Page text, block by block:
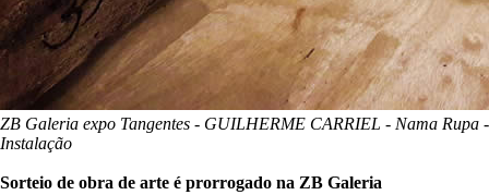
ZB Galeria expo Tangentes - GUILHERME CARRIEL - Nama Rupa -
Instalação
Sorteio de obra de arte é prorrogado na ZB Galeria